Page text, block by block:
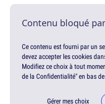
Contenu bloqué
Ce contenu est fourni par un
devez accepter les cookies
Modifiez ce choix à tout
de la Confidentialité" en bas
Gérer mes choix